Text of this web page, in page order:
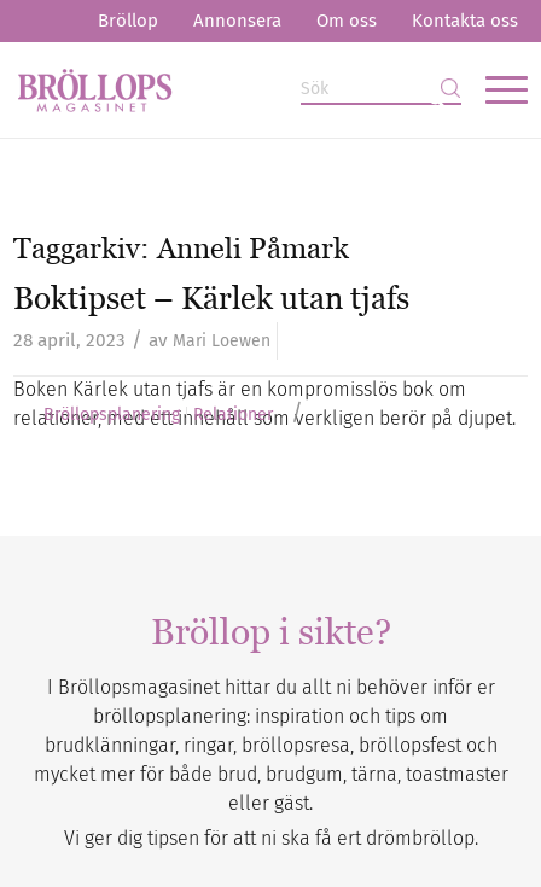
Bröllop Annonsera Om oss Kontakta oss
Taggarkiv:Anneli Påmark
Boktipset – Kärlek utan tjafs
28 april, 2023 / av Mari Loewen
Boken Kärlek utan tjafs är en kompromisslös bok om
relationer, med ett innehåll som verkligen berör på djupet.
Bröllopsplanering Relationer /
Bröllop i sikte?
I Bröllopsmagasinet hittar du allt ni behöver inför er
bröllopsplanering: inspiration och tips om
brudklänningar, ringar, bröllopsresa, bröllopsfest och
mycket mer för både brud, brudgum, tärna, toastmaster
eller gäst.
Vi ger dig tipsen för att ni ska få ert drömbröllop.